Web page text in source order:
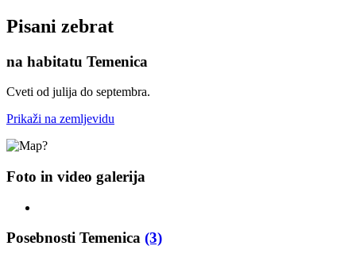
Pisani zebrat
na habitatu Temenica
Cveti od julija do septembra.
Prikaži na zemljevidu
Foto in video galerija
Posebnosti Temenica (3)